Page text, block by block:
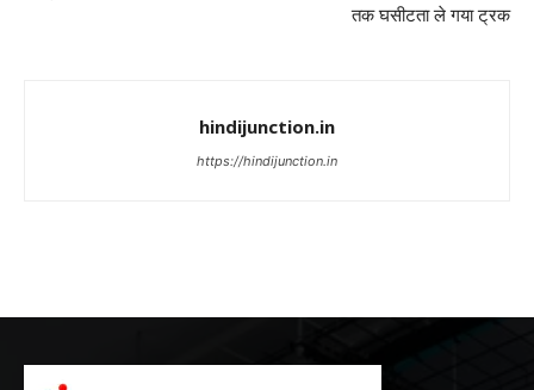
तक घसीटता ले गया ट्रक
hindijunction.in
https://hindijunction.in